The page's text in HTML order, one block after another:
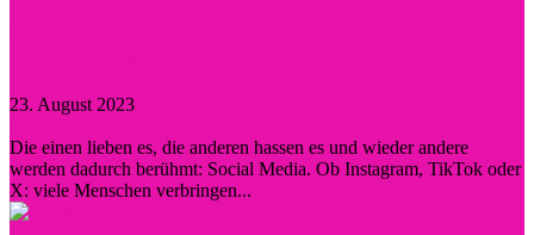
23. August 2023
Die einen lieben es, die anderen hassen es und wieder andere
werden dadurch berühmt: Social Media. Ob Instagram, TikTok oder
X: viele Menschen verbringen...